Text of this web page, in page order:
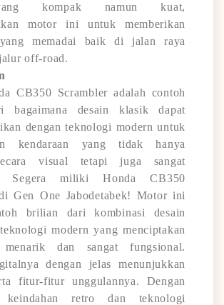
kompak namun kuat,
motor ini untuk memberikan
memadai baik di jalan raya
off-road.
CB350 Scrambler adalah contoh
bagaimana desain klasik dapat
dengan teknologi modern untuk
kendaraan yang tidak hanya
visual tetapi juga sangat
Segera miliki Honda CB350
Gen One Jabodetabek! Motor ini
brilian dari kombinasi desain
modern yang menciptakan
menarik dan sangat fungsional.
dengan jelas menunjukkan
fitur-fitur unggulannya. Dengan
keindahan retro dan teknologi